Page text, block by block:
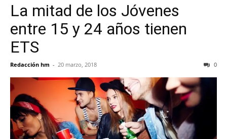
La mitad de los Jóvenes
entre 15 y 24 años tienen
ETS
Redacción hm - 20 marzo, 2018 0